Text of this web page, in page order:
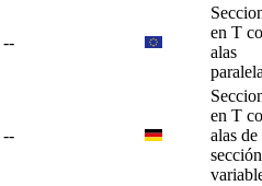
--
en T
alas
--
en T
alas de
sección